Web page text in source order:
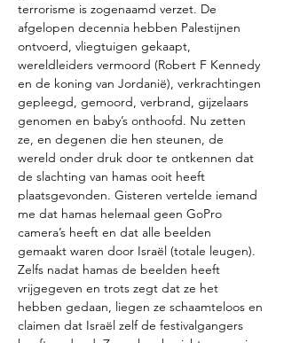
terrorisme is zogenaamd verzet. De
afgelopen decennia hebben Palestijnen
ontvoerd, vliegtuigen gekaapt,
wereldleiders vermoord (Robert F Kennedy
en de koning van Jordanië), verkrachtingen
gepleegd, gemoord, verbrand, gijzelaars
genomen en baby’s onthoofd. Nu zetten
ze, en degenen die hen steunen, de
wereld onder druk door te ontkennen dat
de slachting van hamas ooit heeft
plaatsgevonden. Gisteren vertelde iemand
me dat hamas helemaal geen GoPro
camera’s heeft en dat alle beelden
gemaakt waren door Israël (totale leugen).
Zelfs nadat hamas de beelden heeft
vrijgegeven en trots zegt dat ze het
hebben gedaan, liegen ze schaamteloos en
claimen dat Israël zelf de festivalgangers